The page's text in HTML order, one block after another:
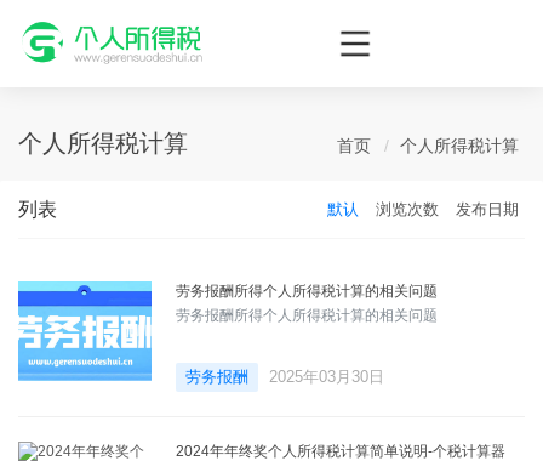
个人所得税网，最新个税资讯平台，您的个税管理专家！
个人所得税计算 首页 个人所得税计算
列表 默认 浏览次数 发布日期
劳务报酬所得个人所得税计算的相关问题
劳务报酬所得个人所得税计算的相关问题
劳务报酬 2025年03月30日
2024年年终奖个人所得税计算简单说明-个税计算器